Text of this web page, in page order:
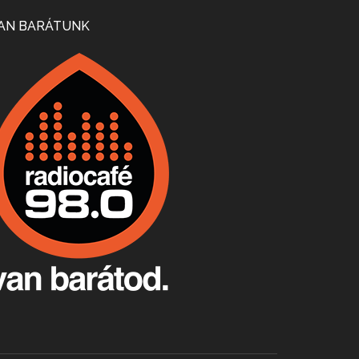
Apr 24, 2026 • 00:38:10
Villány, kékfrankos, Jackfall
Apr 17, 2026 • 00:35:38
Apr 9, 2026 • 00:37:17
BARÁTUNK